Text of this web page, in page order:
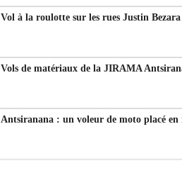
Vol à la roulotte sur les rues Justin
Vols de matériaux de la JIRAMA
Antsiranana : un voleur de moto placé en